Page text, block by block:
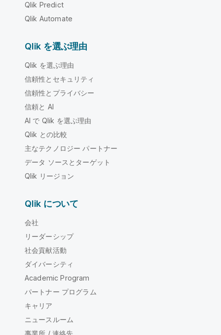
Qlik Predict
Qlik Automate
Qlik を選ぶ理由
Qlik を選ぶ理由
信頼性とセキュリティ
信頼性とプライバシー
信頼と AI
AI で Qlik を選ぶ理由
Qlik との比較
主なテクノロジー パートナー
データ ソースとターゲット
Qlik リージョン
Qlik について
会社
リーダーシップ
社会貢献活動
ダイバーシティ
Academic Program
パートナー プログラム
キャリア
ニュースルーム
事業所 / 連絡先